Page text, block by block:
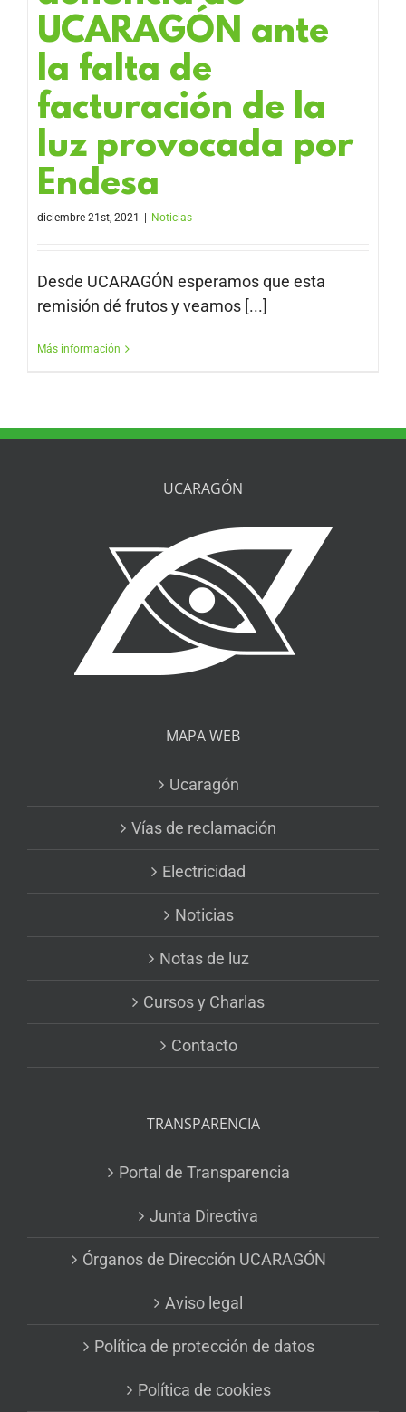
UCARAGÓN ante
la falta de
facturación de la
luz provocada por
Endesa
diciembre 21st, 2021 Noticias
Desde UCARAGÓN esperamos que esta
remisión dé frutos y veamos [...]
Más información
UCARAGÓN
MAPA WEB
Ucaragón
Vías de reclamación
Electricidad
Noticias
Notas de luz
Cursos y Charlas
Contacto
TRANSPARENCIA
Portal de Transparencia
Junta Directiva
Órganos de Dirección UCARAGÓN
Aviso legal
Política de protección de datos
Política de cookies